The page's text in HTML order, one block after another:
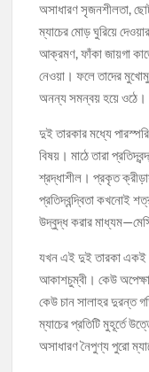
অসাধারণ সৃজনশীলতা,
ম্যাচের মোড় ঘুরিয়ে
আক্রমণ, ফাঁকা জায়গা
নেওয়া। ফলে তাদের
অনন্য সমন্বয় হয়ে ওঠে।
দুই তারকার মধ্যে
বিষয়। মাঠে তারা
শ্রদ্ধাশীল। প্রকৃত
প্রতিদ্বন্দ্বিতা কখনোই
উদ্বুদ্ধ করার
যখন এই দুই তারকা একই
আকাশচুম্বী। কেউ
কেউ চান সালাহর দুরন্ত
ম্যাচের প্রতিটি মুহূর্তে
অসাধারণ নৈপুণ্য পুরো